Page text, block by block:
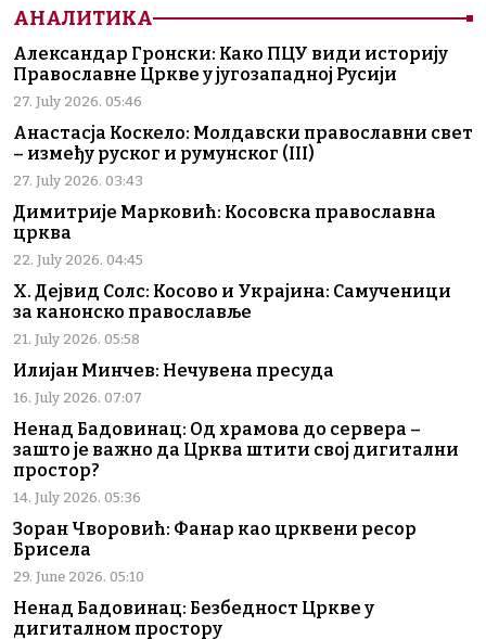
АНАЛИТИКА
Александар Гронски: Како ПЦУ види историју
Православне Цркве у југозападној Русији
27. July 2026. 05:46
Анастасја Коскело: Молдавски православни свет
– између руског и румунског (III)
27. July 2026. 03:43
Димитрије Марковић: Косовска православна
црква
22. July 2026. 04:45
Х. Дејвид Солс: Косово и Украјина: Самученици
за канонско православље
21. July 2026. 05:58
Илијан Минчев: Нечувена пресуда
16. July 2026. 07:07
Ненад Бадовинац: Од храмова до сервера –
зашто је важно да Црква штити свој дигитални
простор?
14. July 2026. 05:36
Зоран Чворовић: Фанар као црквени ресор
Брисела
29. June 2026. 05:10
Ненад Бадовинац: Безбедност Цркве у
дигиталном простору